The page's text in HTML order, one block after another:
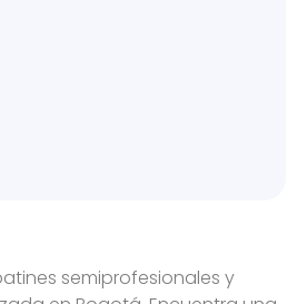
semiprofesionales y